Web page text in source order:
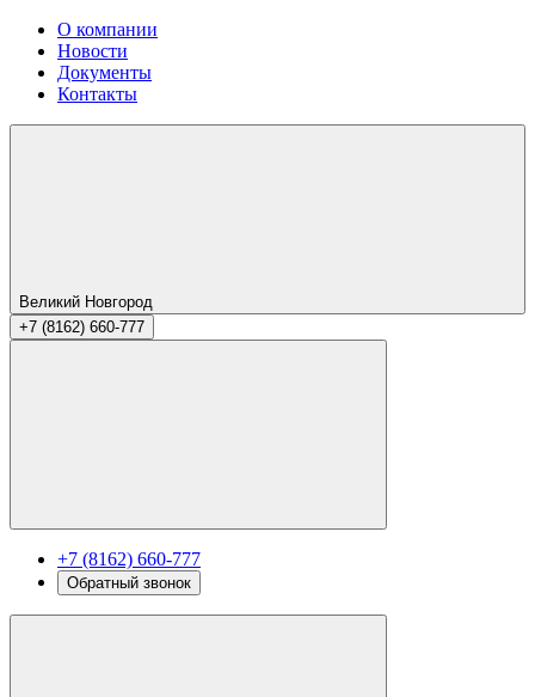
О компании
Новости
Документы
Контакты
Великий Новгород
+7 (8162) 660-777
+7 (8162) 660-777
Обратный звонок